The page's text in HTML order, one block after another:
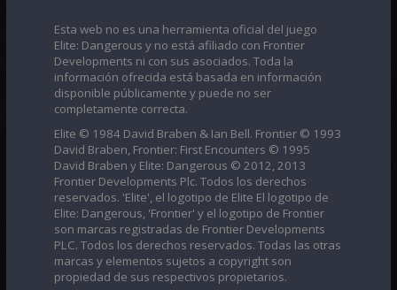
Esta web no es una herramienta oficial del juego
Elite: Dangerous y no está afiliado con Frontier
Developments ni con sus asociados. Toda la
información ofrecida está basada en información
disponible públicamente y puede no ser
completamente correcta.
Elite © 1984 David Braben & Ian Bell. Frontier © 1993
David Braben, Frontier: First Encounters © 1995
David Braben y Elite: Dangerous © 2012, 2013
Frontier Developments Plc. Todos los derechos
reservados. 'Elite', el logotipo de Elite El logotipo de
Elite: Dangerous, 'Frontier' y el logotipo de Frontier
son marcas registradas de Frontier Developments
PLC. Todos los derechos reservados. Todas las otras
marcas y elementos sujetos a copyright son
propiedad de sus respectivos propietarios.